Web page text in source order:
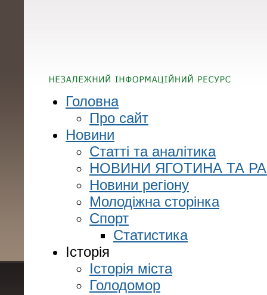
Головна
Про сайт
Новини
Статті та аналітика
НОВИНИ ЯГОТИНА ТА
Новини регіону
Молодіжна сторінка
Спорт
Статистика
Історія
Історія міста
Голодомор